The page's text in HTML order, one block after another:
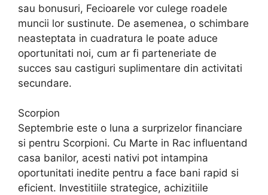
sau bonusuri, Fecioarele vor culege roadele
muncii lor sustinute. De asemenea, o schimbare
neasteptata in cuadratura le poate aduce
oportunitati noi, cum ar fi parteneriate de
succes sau castiguri suplimentare din activitati
secundare.
Scorpion
Septembrie este o luna a surprizelor financiare
si pentru Scorpioni. Cu Marte in Rac influentand
casa banilor, acesti nativi pot intampina
oportunitati inedite pentru a face bani rapid si
eficient. Investitiile strategice, achizitiile